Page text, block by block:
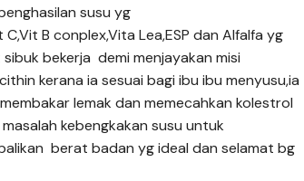
susu yg
B conplex,Vita Lea,ESP dan Alfalfa yg
bekerja demi menjayakan misi
kerana ia sesuai bagi ibu ibu menyusu,ia
lemak dan memecahkan kolestrol
kebengkakan susu untuk
berat badan yg ideal dan selamat bg